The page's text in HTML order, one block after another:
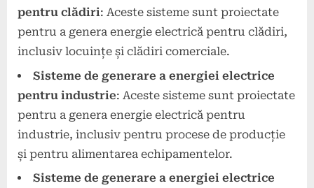
pentru clădiri: Aceste sisteme sunt proiectate
pentru a genera energie electrică pentru clădiri,
inclusiv locuințe și clădiri comerciale.
Sisteme de generare a energiei electrice
pentru industrie: Aceste sisteme sunt proiectate
pentru a genera energie electrică pentru
industrie, inclusiv pentru procese de producție
și pentru alimentarea echipamentelor.
Sisteme de generare a energiei electrice